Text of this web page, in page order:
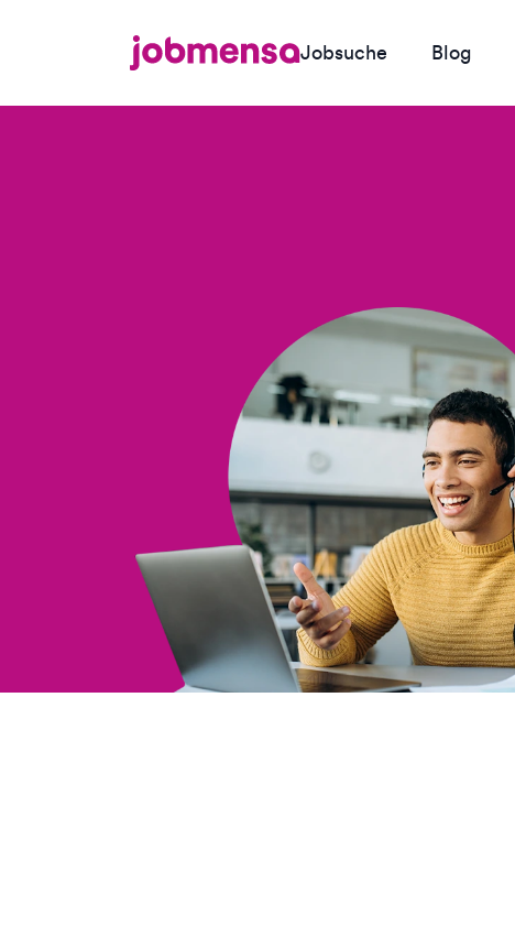
Jobsuche Blog